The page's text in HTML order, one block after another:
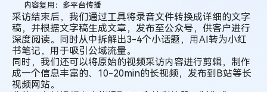
内容复用：多平台传播
采访结束后，我们通过工具将录音文件转换成详细的文字
稿，并根据文字稿生成文章，发布至公众号，供客户进行
深度阅读。同时从中拆解出3-4个小话题，用AI转为小红
书笔记，用于吸引公域流量。
同时，我们还可以将原始的视频采访内容进行剪辑，制作
成一个信息丰富的、10-20min的长视频，发布到B站等长
视频网站。